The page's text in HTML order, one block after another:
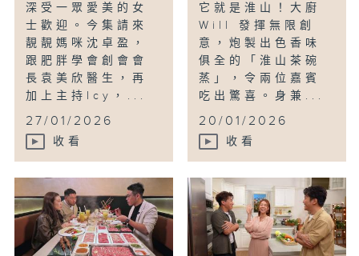
深受一眾愛美的女
士歡迎。今集請來
靚靚媽咪沈卓盈，
跟肥胖學會創會會
長袁美欣醫生，再
加上主持Icy，...
27/01/2026
收看
它就是淮山！大廚
Will 發揮無限創
意，炮製出色香味
俱全的「淮山茶碗
蒸」，令兩位嘉賓
吃出驚喜。身兼...
20/01/2026
收看